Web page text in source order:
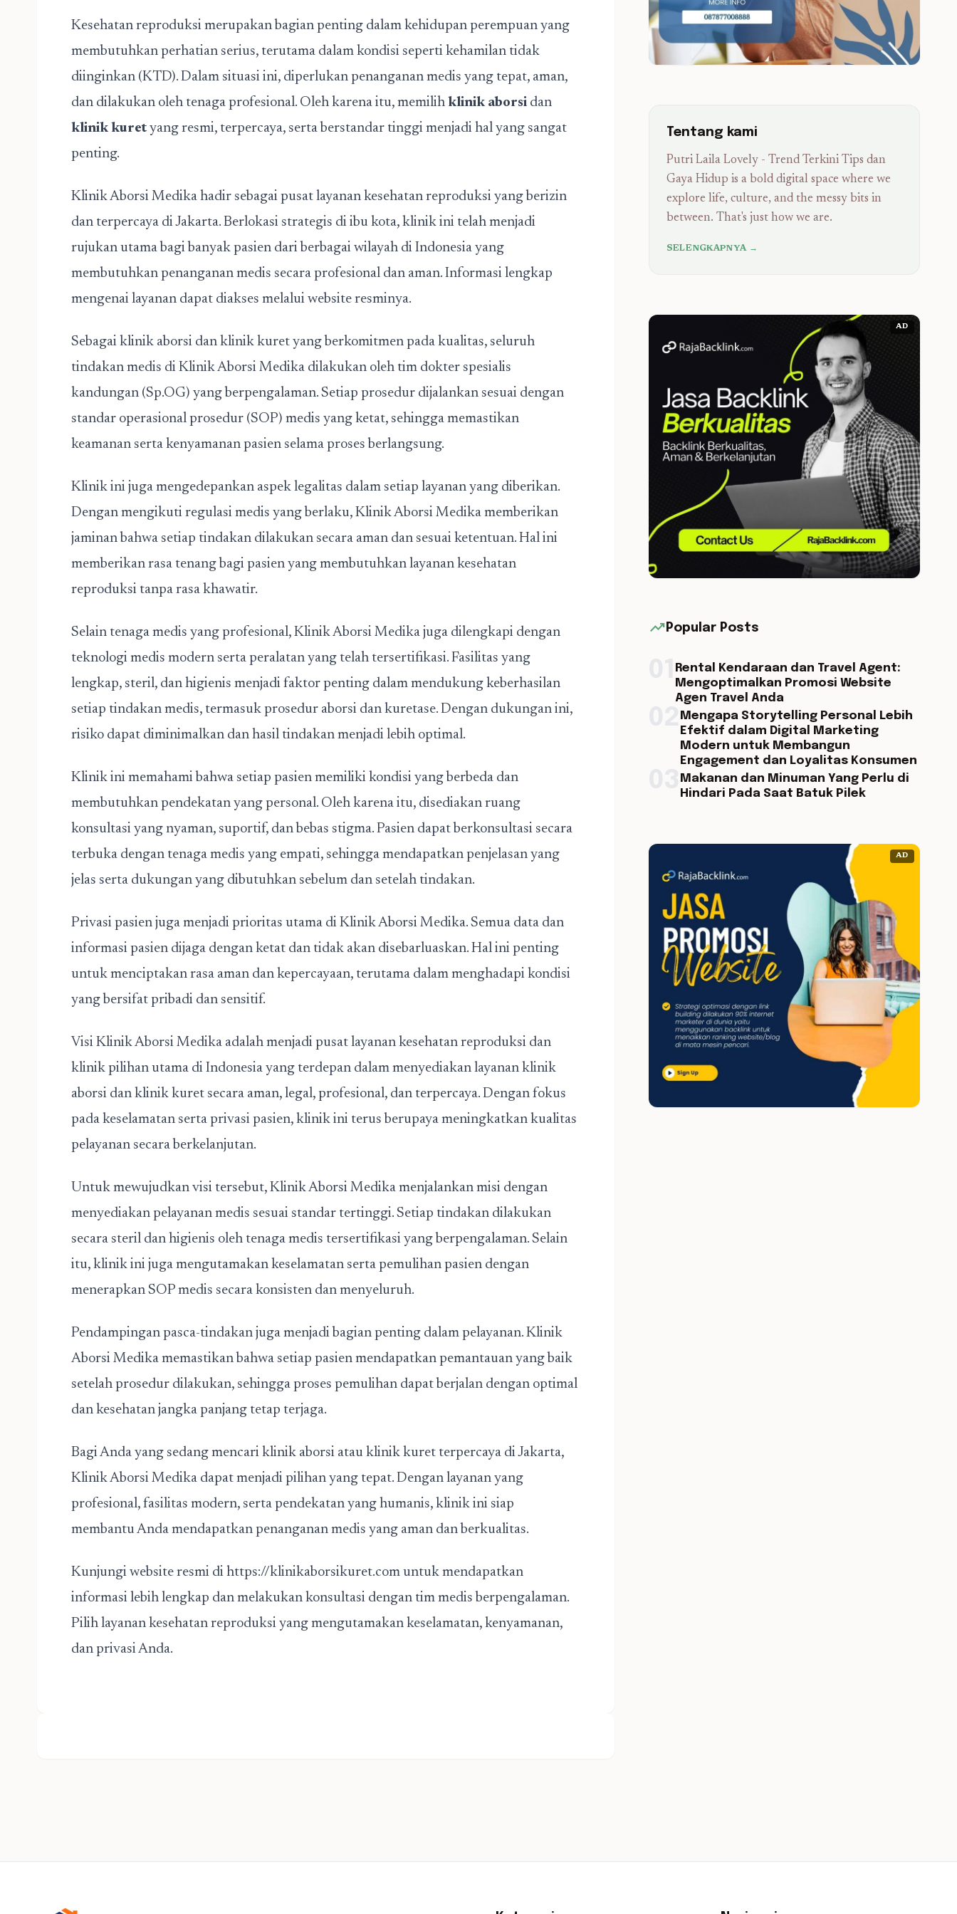
Kesehatan reproduksi merupakan bagian penting dalam kehidupan perempuan yang
membutuhkan perhatian serius, terutama dalam kondisi seperti kehamilan tidak
diinginkan (KTD). Dalam situasi ini, diperlukan penanganan medis yang tepat, aman,
dan dilakukan oleh tenaga profesional. Oleh karena itu, memilih klinik aborsi dan
klinik kuretyang resmi, terpercaya, serta berstandar tinggi menjadi hal yang sangat
penting.
Klinik Aborsi Medika hadir sebagai pusat layanan kesehatan reproduksi yang berizin
dan terpercaya di Jakarta. Berlokasi strategis di ibu kota, klinik ini telah menjadi
rujukan utama bagi banyak pasien dari berbagai wilayah di Indonesia yang
membutuhkan penanganan medis secara profesional dan aman. Informasi lengkap
mengenai layanan dapat diakses melalui website resminya.
Sebagai klinik aborsi dan klinik kuret yang berkomitmen pada kualitas, seluruh
tindakan medis di Klinik Aborsi Medika dilakukan oleh tim dokter spesialis
kandungan (Sp.OG) yang berpengalaman. Setiap prosedur dijalankan sesuai dengan
standar operasional prosedur (SOP) medis yang ketat, sehingga memastikan
keamanan serta kenyamanan pasien selama proses berlangsung.
Klinik ini juga mengedepankan aspek legalitas dalam setiap layanan yang diberikan.
Dengan mengikuti regulasi medis yang berlaku, Klinik Aborsi Medika memberikan
jaminan bahwa setiap tindakan dilakukan secara aman dan sesuai ketentuan. Hal ini
memberikan rasa tenang bagi pasien yang membutuhkan layanan kesehatan
reproduksi tanpa rasa khawatir.
Selain tenaga medis yang profesional, Klinik Aborsi Medika juga dilengkapi dengan
teknologi medis modern serta peralatan yang telah tersertifikasi. Fasilitas yang
lengkap, steril, dan higienis menjadi faktor penting dalam mendukung keberhasilan
setiap tindakan medis, termasuk prosedur aborsi dan kuretase. Dengan dukungan ini,
risiko dapat diminimalkan dan hasil tindakan menjadi lebih optimal.
Klinik ini memahami bahwa setiap pasien memiliki kondisi yang berbeda dan
membutuhkan pendekatan yang personal. Oleh karena itu, disediakan ruang
konsultasi yang nyaman, suportif, dan bebas stigma. Pasien dapat berkonsultasi secara
terbuka dengan tenaga medis yang empati, sehingga mendapatkan penjelasan yang
jelas serta dukungan yang dibutuhkan sebelum dan setelah tindakan.
Privasi pasien juga menjadi prioritas utama di Klinik Aborsi Medika. Semua data dan
informasi pasien dijaga dengan ketat dan tidak akan disebarluaskan. Hal ini penting
untuk menciptakan rasa aman dan kepercayaan, terutama dalam menghadapi kondisi
yang bersifat pribadi dan sensitif.
Visi Klinik Aborsi Medika adalah menjadi pusat layanan kesehatan reproduksi dan
klinik pilihan utama di Indonesia yang terdepan dalam menyediakan layanan klinik
aborsi dan klinik kuret secara aman, legal, profesional, dan terpercaya. Dengan fokus
pada keselamatan serta privasi pasien, klinik ini terus berupaya meningkatkan kualitas
pelayanan secara berkelanjutan.
Untuk mewujudkan visi tersebut, Klinik Aborsi Medika menjalankan misi dengan
menyediakan pelayanan medis sesuai standar tertinggi. Setiap tindakan dilakukan
secara steril dan higienis oleh tenaga medis tersertifikasi yang berpengalaman. Selain
itu, klinik ini juga mengutamakan keselamatan serta pemulihan pasien dengan
menerapkan SOP medis secara konsisten dan menyeluruh.
Pendampingan pasca-tindakan juga menjadi bagian penting dalam pelayanan. Klinik
Aborsi Medika memastikan bahwa setiap pasien mendapatkan pemantauan yang baik
setelah prosedur dilakukan, sehingga proses pemulihan dapat berjalan dengan optimal
dan kesehatan jangka panjang tetap terjaga.
Bagi Anda yang sedang mencari klinik aborsi atau klinik kuret terpercaya di Jakarta,
Klinik Aborsi Medika dapat menjadi pilihan yang tepat. Dengan layanan yang
profesional, fasilitas modern, serta pendekatan yang humanis, klinik ini siap
membantu Anda mendapatkan penanganan medis yang aman dan berkualitas.
Kunjungi website resmi di https://klinikaborsikuret.com untuk mendapatkan
informasi lebih lengkap dan melakukan konsultasi dengan tim medis berpengalaman.
Pilih layanan kesehatan reproduksi yang mengutamakan keselamatan, kenyamanan,
dan privasi Anda.
Tentang kami
Putri Laila Lovely - Trend Terkini Tips dan
Gaya Hidup is a bold digital space where we
explore life, culture, and the messy bits in
between. That's just how we are.
SELENGKAPNYA →
AD
trending_up Popular Posts
Rental Kendaraan dan Travel Agent:
Mengoptimalkan Promosi Website
Agen Travel Anda
Mengapa Storytelling Personal Lebih
Efektif dalam Digital Marketing
Modern untuk Membangun
Engagement dan Loyalitas Konsumen
Makanan dan Minuman Yang Perlu di
Hindari Pada Saat Batuk Pilek
AD